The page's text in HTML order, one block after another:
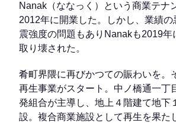
Nanak（ななっく）という商業テナ
2012年に開業した。しかし、業績
震強度の問題もありNanakも2019年
取り壊された。
肴町界隈に再びかつての賑わいを。
再生事業がスタート。中ノ橋通一丁
発組合が主導し、地上４階建て地下
設。複合商業施設として再生を果た